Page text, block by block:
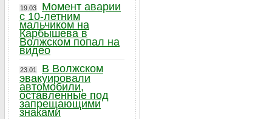
19.03
Момент аварии
с 10-летним
мальчиком на
Карбышева в
Волжском попал на
видео
23.01
В Волжском
эвакуировали
автомобили,
оставленные под
запрещающими
знаками